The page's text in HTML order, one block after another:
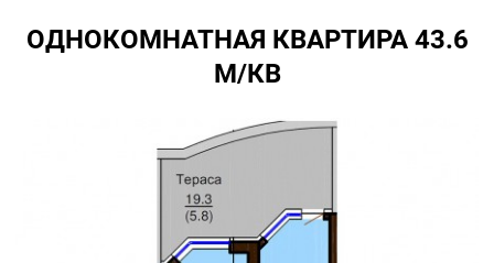
ОДНОКОМНАТНАЯ КВАРТИРА 43.6
М/КВ